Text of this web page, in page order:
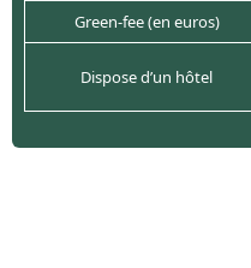
Green-fee (en euros)
Dispose d’un hôtel